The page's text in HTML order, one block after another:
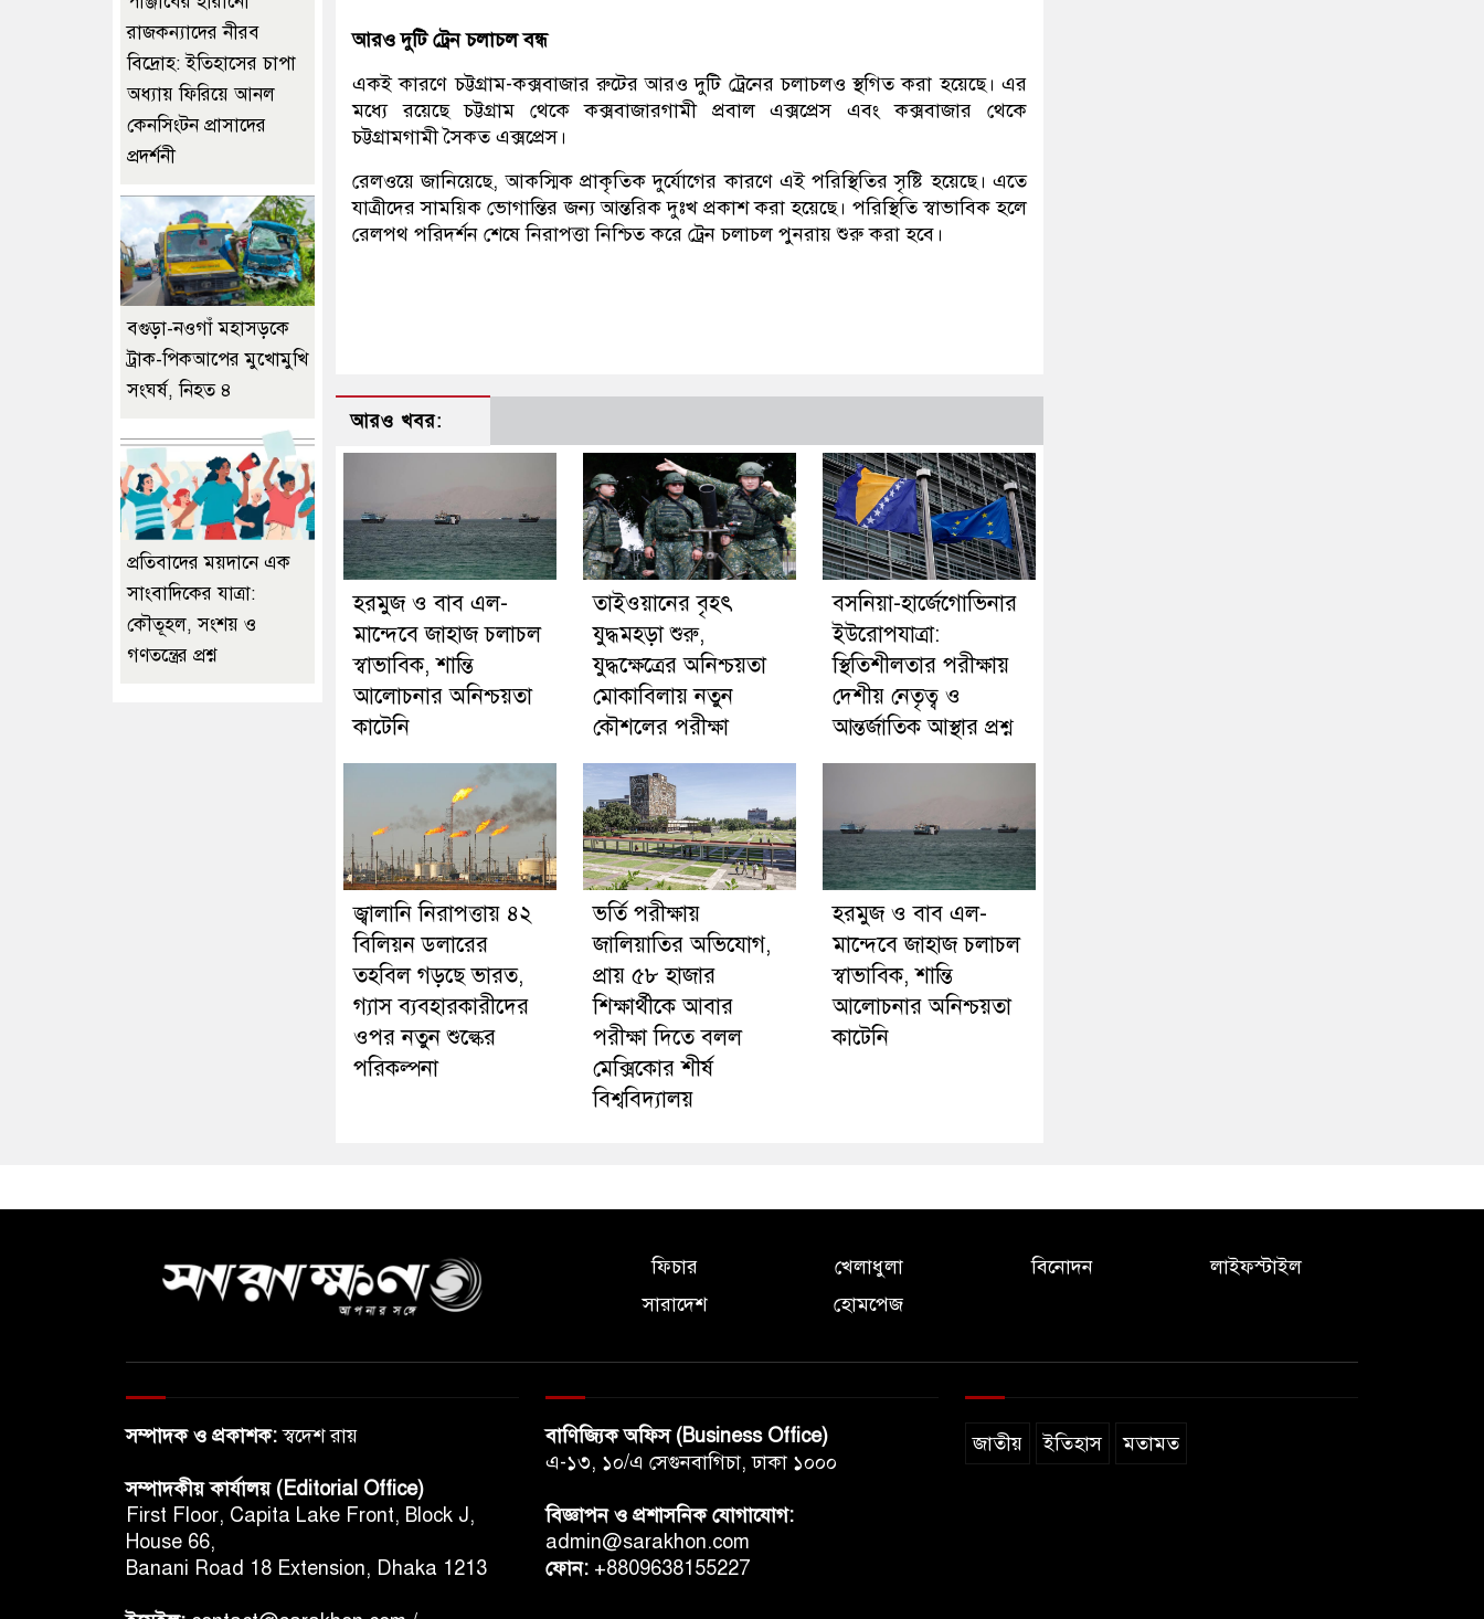
আরও দুটি ট্রেন চলাচল বন্ধ
একই কারণে চট্টগ্রাম-কক্সবাজার রুটের আরও দুটি ট্রেনের চলাচলও স্থগিত করা হয়েছে। এর
মধ্যে রয়েছে চট্টগ্রাম থেকে কক্সবাজারগামী প্রবাল এক্সপ্রেস এবং কক্সবাজার থেকে
চট্টগ্রামগামী সৈকত এক্সপ্রেস।
রেলওয়ে জানিয়েছে, আকস্মিক প্রাকৃতিক দুর্যোগের কারণে এই পরিস্থিতির সৃষ্টি হয়েছে। এতে
যাত্রীদের সাময়িক ভোগান্তির জন্য আন্তরিক দুঃখ প্রকাশ করা হয়েছে। পরিস্থিতি স্বাভাবিক হলে
রেলপথ পরিদর্শন শেষে নিরাপত্তা নিশ্চিত করে ট্রেন চলাচল পুনরায় শুরু করা হবে।
আরও খবর:
হরমুজ ও বাব এল-
মান্দেবে জাহাজ চলাচল
স্বাভাবিক, শান্তি
আলোচনার অনিশ্চয়তা
কাটেনি
তাইওয়ানের বৃহৎ
যুদ্ধমহড়া শুরু,
যুদ্ধক্ষেত্রের অনিশ্চয়তা
মোকাবিলায় নতুন
কৌশলের পরীক্ষা
বসনিয়া-হার্জেগোভিনার
ইউরোপযাত্রা:
স্থিতিশীলতার পরীক্ষায়
দেশীয় নেতৃত্ব ও
আন্তর্জাতিক আস্থার প্রশ্ন
জ্বালানি নিরাপত্তায় ৪২
বিলিয়ন ডলারের
তহবিল গড়ছে ভারত,
গ্যাস ব্যবহারকারীদের
ওপর নতুন শুল্কের
পরিকল্পনা
ভর্তি পরীক্ষায়
জালিয়াতির অভিযোগ,
প্রায় ৫৮ হাজার
শিক্ষার্থীকে আবার
পরীক্ষা দিতে বলল
মেক্সিকোর শীর্ষ
বিশ্ববিদ্যালয়
হরমুজ ও বাব এল-
মান্দেবে জাহাজ চলাচল
স্বাভাবিক, শান্তি
আলোচনার অনিশ্চয়তা
কাটেনি
রাজকন্যাদের নীরব
বিদ্রোহ: ইতিহাসের চাপা
অধ্যায় ফিরিয়ে আনল
কেনসিংটন প্রাসাদের
প্রদর্শনী
বগুড়া-নওগাঁ মহাসড়কে
ট্রাক-পিকআপের মুখোমুখি
সংঘর্ষ, নিহত ৪
প্রতিবাদের ময়দানে এক
সাংবাদিকের যাত্রা:
কৌতূহল, সংশয় ও
গণতন্ত্রের প্রশ্ন
ফিচার খেলাধুলা বিনোদন
লাইফস্টাইল
সারাদেশ
হোমপেজ
সম্পাদক ও প্রকাশক:স্বদেশ রায়
সম্পাদকীয় কার্যালয় (Editorial Office)
First Floor, Capita Lake Front, Block J,
House 66,
Banani Road 18 Extension, Dhaka 1213
বাণিজ্যিক অফিস (Business Office)
এ-১৩, ১০/এ সেগুনবাগিচা, ঢাকা ১০০০
বিজ্ঞাপন ও প্রশাসনিক যোগাযোগ:
admin@sarakhon.com
ফোন: +8809638155227
জাতীয় ইতিহাস মতামত